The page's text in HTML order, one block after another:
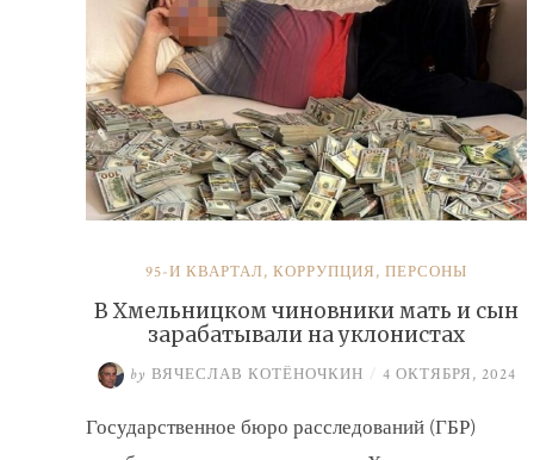
95-Й КВАРТАЛ, КОРРУПЦИЯ, ПЕРСОНЫ
В Хмельницком чиновники мать и сын
зарабатывали на уклонистах
by ВЯЧЕСЛАВ КОТЁНОЧКИН / 4 ОКТЯБРЯ, 2024
Государственное бюро расследований (ГБР)